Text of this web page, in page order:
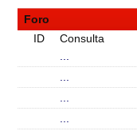
Foro
ID
Consulta